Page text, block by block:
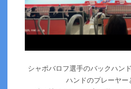
シャポバロフ選手のバックハン
ハンドのプレーヤー